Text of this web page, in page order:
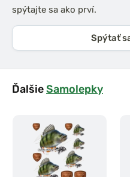
spýtajte sa ako prví.
Spýtať
ĎalšieSamolepky